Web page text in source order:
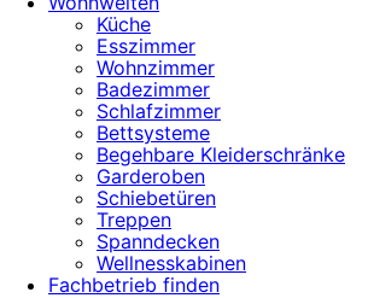
Küche
Esszimmer
Wohnzimmer
Badezimmer
Schlafzimmer
Bettsysteme
Begehbare Kleiderschränke
Garderoben
Schiebetüren
Treppen
Spanndecken
Wellnesskabinen
Fachbetrieb finden